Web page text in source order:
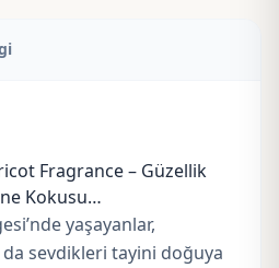
Fragrance – Güzellik
Kokusu…
yaşayanlar,
sevdikleri tayini doğuya